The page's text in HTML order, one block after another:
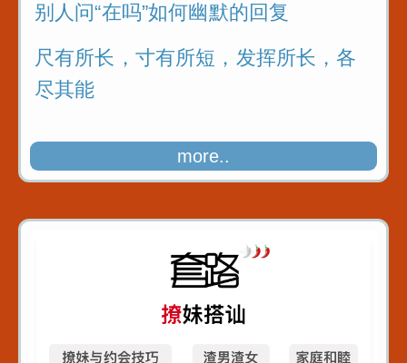
别人问“在吗”如何幽默的回复
尺有所长，寸有所短，发挥所长，各
尽其能
more..